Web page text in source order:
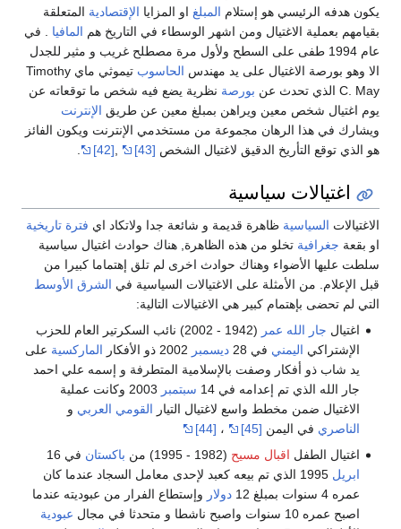
يكون هدفه الرئيسي هو إستلام المبلغ او المزايا الإقتصادية المتعلقة
بقيامهم بعملية الاغتيال ومن اشهر الوسطاء في التاريخ هم المافيا . في
عام 1994 طفى على السطح ولأول مرة مصطلح غريب و مثير للجدل
الا وهو بورصة الاغتيال على يد مهندس الحاسوب
تيموثي ماي Timothy
C. May الذي تحدث عن
بورصة نظرية يضع فيه شخص ما توقعاته عن
يوم اغتيال شخص معين ويراهن بمبلغ معين عن طريق الإنترنت
ويشارك في هذا الرهان مجموعة من مستخدمي الإنترنت ويكون الفائز
هو الذي توقع التأريخ الدقيق لاغتيال الشخص
[42] [43]
اغتيالات سياسية
الاغتيالات السياسية ظاهرة قديمة و شائعة جدا ولاتكاد اي فترة تاريخية
او بقعة جغرافية تخلو من هذه الظاهرة, هناك حوادث اغتيال سياسية
سلطت عليها الأضواء وهناك حوادث اخرى لم تلق إهتماما كبيرا من
قبل الإعلام. من الأمثلة على الاغتيالات السياسية في الشرق الأوسط
التي لم تحضى بإهتمام كبير هي الاغتيالات التالية:
اغتيال جار الله عمر
(1942 - 2002) نائب السكرتير العام للحزب
الإشتراكي اليمني في 28 ديسمبر الماركسية على
يد شاب ذو أفكار وصفت بالإسلامية المتطرفة و إسمه علي احمد
جار الله الذي تم إعدامه في 14
سبتمبر
2003 وكانت عملية
الاغتيال ضمن مخطط واسع لاغتيال التيار القومي العربي و
الناصري في اليمن [44] ،
[45]
اغتيال الطفل اقبال مسيح (1982 - 1995) من باكستان في 16
ابريل
1995 الذي تم بيعه كعبد لإحدى معامل السجاد عندما كان
عمره 4 سنوات بمبلغ 12
دولار وإستطاع الفرار من عبوديته عندما
اصبح عمره 10 سنوات واصبح ناشطا و متحدثا في مجال
عبودية